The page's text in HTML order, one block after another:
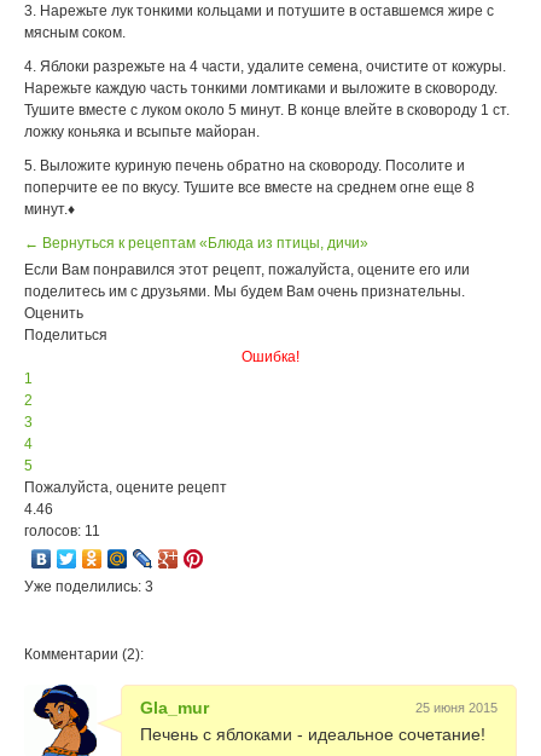
3. Нарежьте лук тонкими кольцами и потушите в оставшемся жире с
мясным соком.
4. Яблоки разрежьте на 4 части, удалите семена, очистите от кожуры.
Нарежьте каждую часть тонкими ломтиками и выложите в сковороду.
Тушите вместе с луком около 5 минут. В конце влейте в сковороду 1 ст.
ложку коньяка и всыпьте майоран.
5. Выложите куриную печень обратно на сковороду. Посолите и
поперчите ее по вкусу. Тушите все вместе на среднем огне еще 8
минут.♦
← Вернуться к рецептам «Блюда из птицы, дичи»
Если Вам понравился этот рецепт, пожалуйста, оцените его или
поделитесь им с друзьями. Мы будем Вам очень признательны.
Оценить
Поделиться
Ошибка!
1
2
3
4
5
Пожалуйста, оцените рецепт
4.46
голосов: 11
Уже поделились: 3
Комментарии (2):
Gla_mur 25 июня 2015
Печень с яблоками - идеальное сочетание!